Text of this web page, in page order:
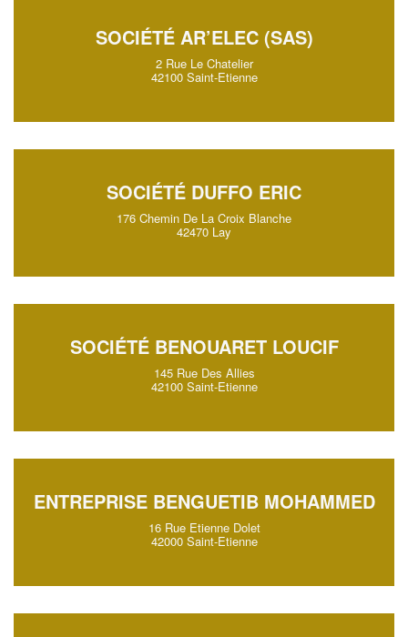
SOCIÉTÉ AR’ELEC (SAS)
2 Rue Le Chatelier
42100 Saint-Etienne
SOCIÉTÉ DUFFO ERIC
176 Chemin De La Croix Blanche
42470 Lay
SOCIÉTÉ BENOUARET LOUCIF
145 Rue Des Allies
42100 Saint-Etienne
ENTREPRISE BENGUETIB MOHAMMED
16 Rue Etienne Dolet
42000 Saint-Etienne